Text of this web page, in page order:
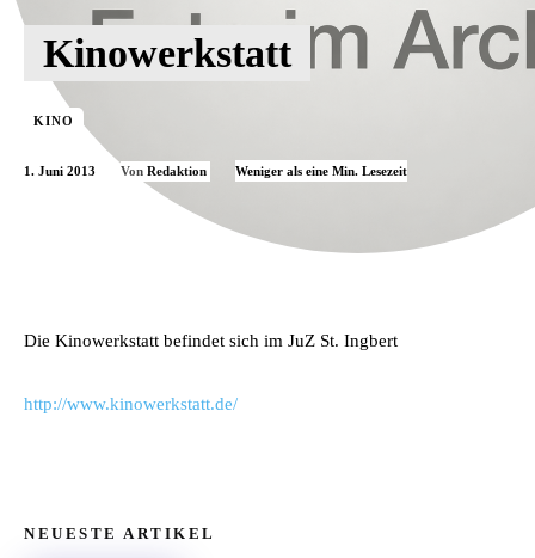
Kinowerkstatt
KINO
1. Juni 2013 Von Redaktion Weniger als eine Min. Lesezeit
Die Kinowerkstatt befindet sich im JuZ St. Ingbert
http://www.kinowerkstatt.de/
NEUESTE ARTIKEL